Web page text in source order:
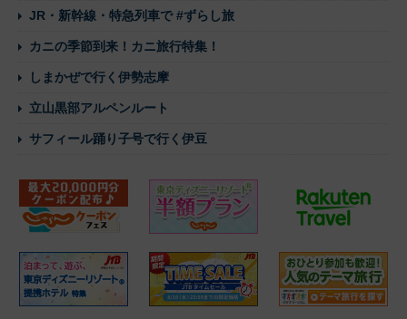
JR・新幹線・特急列車で #ずらし旅
カニの季節到来！カニ旅行特集！
しまかぜで行く伊勢志摩
立山黒部アルペンルート
サフィール踊り子号で行く伊豆